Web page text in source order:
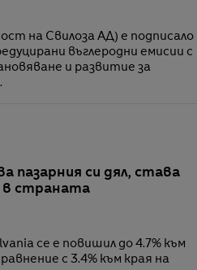
на Свилоза АД) е подписало
въглеродни емисии с
и развитие за
пазарния си дял, става
в страната
се е повишил до 4.7% към
с 3.4% към края на